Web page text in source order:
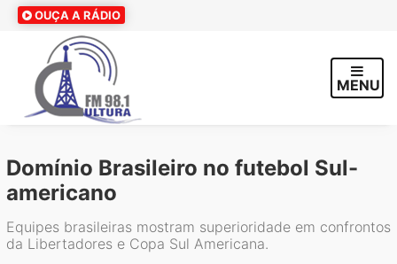
OUÇA A RÁDIO
MENU
Domínio Brasileiro no futebol Sul-
americano
Equipes brasileiras mostram superioridade em confrontos
da Libertadores e Copa Sul Americana.